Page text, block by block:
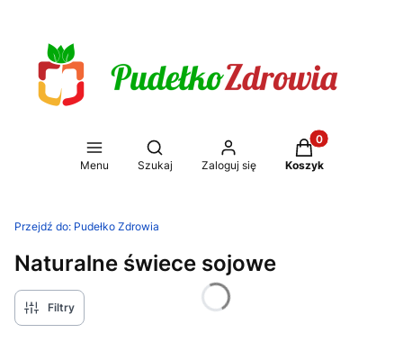
Menu
Otwórz wyszukiwarkę
Szukaj Zaloguj się
Produkty w
Koszyk
Przejdź do: Pudełko Zdrowia
Naturalne świece sojowe
Filtry